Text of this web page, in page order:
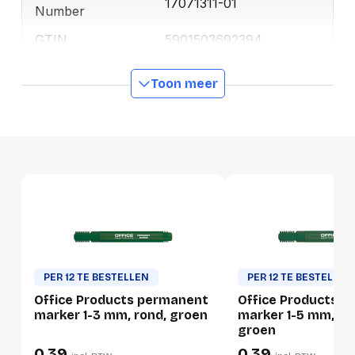
Number
GTIN 5901503692394
Productformaat
Per stuk
1 stuk
Toon meer
PER 12 TE BESTELLEN
Office Products permanent
marker 1-3 mm, rond, groen
PER 12 TE BESTELLEN
Office Products
marker 1-5 mm,
groen